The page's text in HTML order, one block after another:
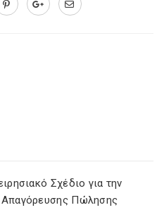
Σχέδιο για την
Απαγόρευσης Πώλησης